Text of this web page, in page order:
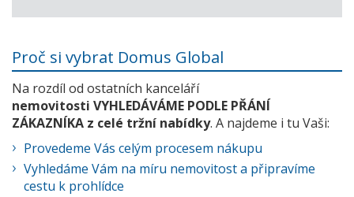
Proč si vybrat Domus Global
Na rozdíl od ostatních kanceláří
nemovitosti VYHLEDÁVÁME PODLE PŘÁNÍ
ZÁKAZNÍKA z celé tržní nabídky. A najdeme i tu Vaši:
Provedeme Vás celým procesem nákupu
Vyhledáme Vám na míru nemovitost a připravíme
cestu k prohlídce